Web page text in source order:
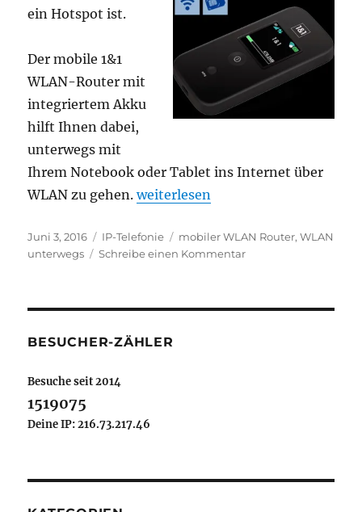
ein Hotspot ist.
Der mobile 1&1
WLAN-Router mit
integriertem Akku
hilft Ihnen dabei,
unterwegs mit
Ihrem Notebook oder Tablet ins Internet über
WLAN zu gehen.„WLAN zum Mitnehmen“
weiterlesen
Veröffentlicht
am
Juni 3, 2016 Kategorien
IP-Telefonie Schlagwörter
mobiler WLAN Router,WLAN
unterwegs
Schreibe einen Kommentarzu
BESUCHER-ZÄHLER
Besuche seit 2014
1519075
Deine IP: 216.73.217.46